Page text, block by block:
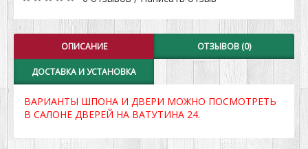
ОПИСАНИЕ ОТЗЫВОВ (0)
ДОСТАВКА И УСТАНОВКА
ВАРИАНТЫ ШПОНА И ДВЕРИ МОЖНО ПОСМОТРЕТЬ
В САЛОНЕ ДВЕРЕЙ НА ВАТУТИНА 24.